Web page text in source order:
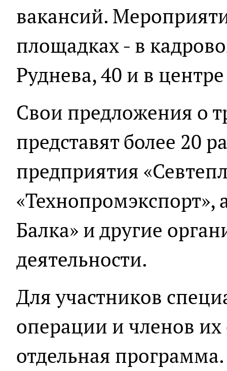
вакансий.
площадках - в
Руднева, 40 и в
Свои предложения о
представят более 20
предприятия
«Технопромэкспорт»,
Балка» и другие
деятельности.
Для участников
операции и членов
отдельная